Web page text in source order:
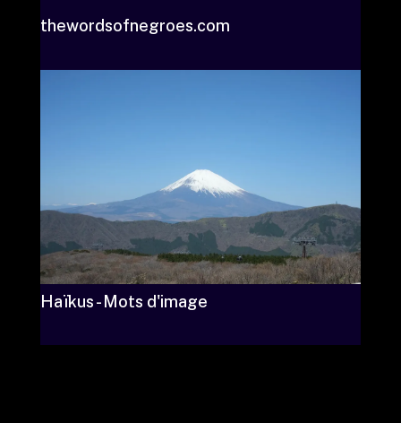
thewordsofnegroes.com
Haïkus - Mots d'image